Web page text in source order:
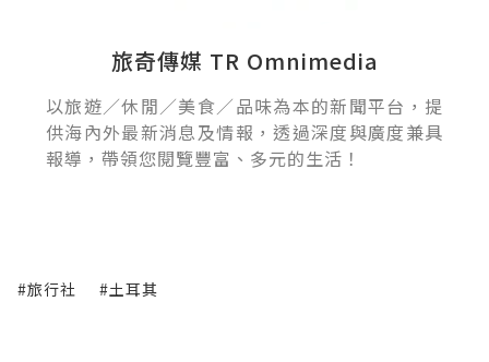
旅奇傳媒 TR Omnimedia
以旅遊／休閒／美食／品味為本的新聞平台，提
供海內外最新消息及情報，透過深度與廣度兼具
報導，帶領您閱覽豐富、多元的生活！
#旅行社 #土耳其